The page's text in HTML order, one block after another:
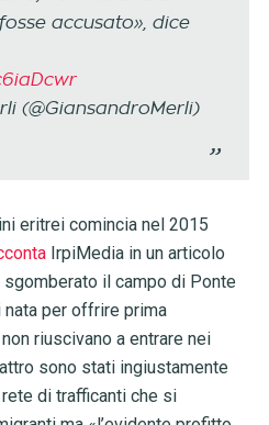
accusato», dice
(@GiansandroMerli)
eritrei comincia nel 2015
IrpiMedia in un articolo
il campo di Ponte
nata per offrire prima
riuscivano a entrare nei
sono stati ingiustamente
di trafficanti che si